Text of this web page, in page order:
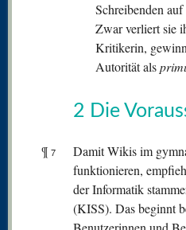
Schreibenden
Zwar verliert sie
Kritikerin,
Autorität als
2 Die
¶ 7
Damit Wikis im
funktionieren,
der Informatik
(KISS). Das beginnt